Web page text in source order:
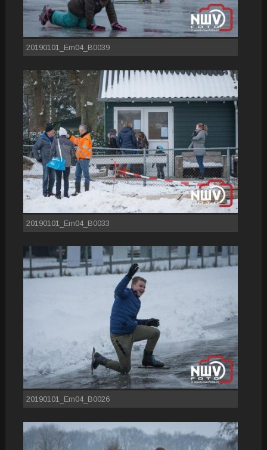
20190101_Em04_B0039
20190101_Em04_B0033
20190101_Em04_B0026